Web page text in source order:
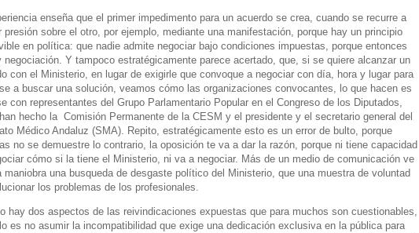
enseña que el primer impedimento para un acuerdo se crea, cuando se recurre a
presión sobre el otro, por ejemplo, mediante una manifestación, porque hay un principio
en política: que nadie admite negociar bajo condiciones impuestas, porque entonces
negociación. Y tampoco estratégicamente parece acertado, que, si se quiere alcanzar un
con el Ministerio, en lugar de exigirle que convoque a negociar con día, hora y lugar para
a buscar una solución, veamos cómo las organizaciones convocantes, lo que hacen es
con representantes del Grupo Parlamentario Popular en el Congreso de los Diputados,
hecho la Comisión Permanente de la CESM y el presidente y el secretario general del
Médico Andaluz (SMA). Repito, estratégicamente esto es un error de bulto, porque
no se demuestre lo contrario, la oposición te va a dar la razón, porque ni tiene capacidad
cómo si la tiene el Ministerio, ni va a negociar. Más de un medio de comunicación ve
maniobra una busqueda de desgaste político del Ministerio, que una muestra de voluntad
los problemas de los profesionales.
hay dos aspectos de las reivindicaciones expuestas que para muchos son cuestionables,
es no asumir la incompatibilidad que exige una dedicación exclusiva en la pública para